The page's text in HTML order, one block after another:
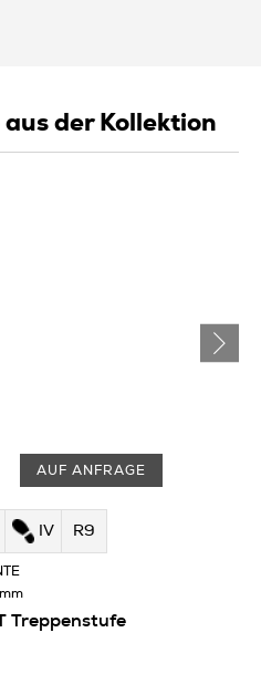
der Kollektion
AUF ANFRAGE
IV R9
Treppenstufe